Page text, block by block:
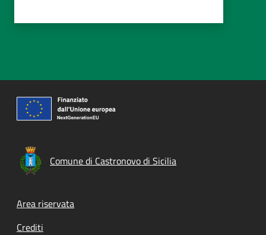
Comune di Castronovo di Sicilia
Footer menu
Area riservata
Crediti